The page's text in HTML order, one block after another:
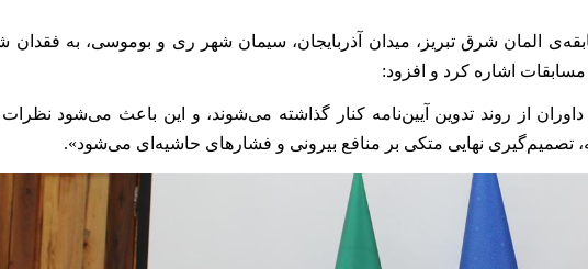
المان شرق تبریز، میدان آذربایجان، سیمان شهر ری و بوموسی، به فقدان
اشاره کرد و افزود:
از روند تدوین آیین‌نامه کنار گذاشته می‌شوند، و این باعث می‌شود
تصمیم‌گیری نهایی متکی بر منافع بیرونی و فشارهای حاشیه‌ای می‌شود».